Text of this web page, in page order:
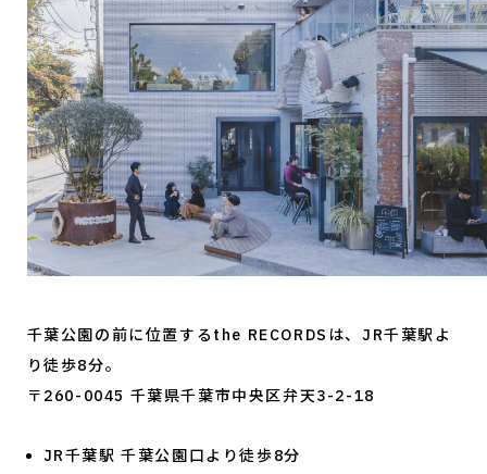
千葉公園の前に位置するthe RECORDSは、JR千葉駅よ
り徒歩8分。
〒260-0045 千葉県千葉市中央区弁天3-2-18
JR千葉駅 千葉公園口より徒歩8分